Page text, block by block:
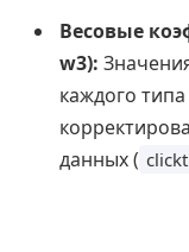
Весовые
w3):
каждого
данных (